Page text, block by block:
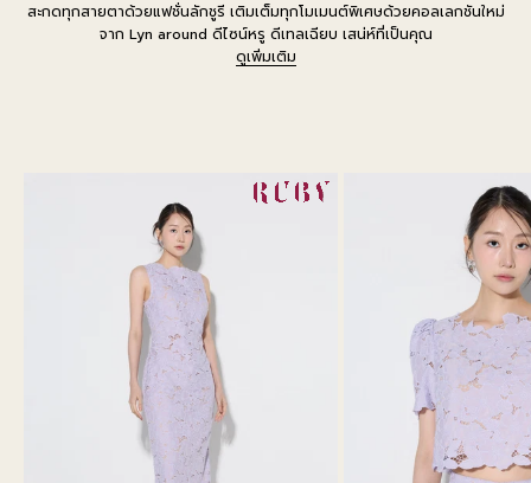
สะกดทุกสายตาด้วยแฟชั่นลักชูรี เติมเต็มทุกโมเมนต์พิเศษด้วยคอลเลกชันใหม่
จาก Lyn around ดีไซน์หรู ดีเทลเฉียบ เสน่ห์ที่เป็นคุณ
ดูเพิ่มเติม